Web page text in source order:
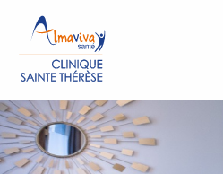
Panneau de gestion des cookies